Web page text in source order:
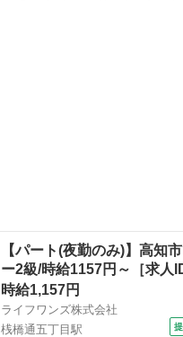
【パート(夜勤のみ)】高知
ー2級/時給1157円～［求人
時給1,157円
ライフワンズ株式会社
桟橋通五丁目駅